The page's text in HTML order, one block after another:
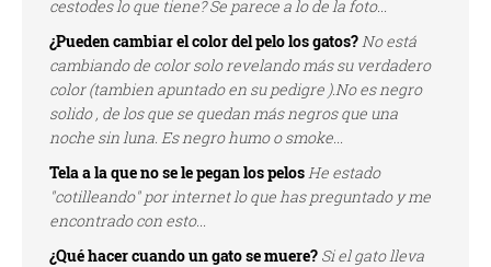
cestodes lo que tiene? Se parece a lo de la foto...
¿Pueden cambiar el color del pelo los gatos?No está
cambiando de color solo revelando más su verdadero
color (tambien apuntado en su pedigre ).No es negro
solido , de los que se quedan más negros que una
noche sin luna. Es negro humo o smoke...
Tela a la que no se le pegan los pelosHe estado
"cotilleando" por internet lo que has preguntado y me
encontrado con esto...
¿Qué hacer cuando un gato se muere? Si el gato lleva